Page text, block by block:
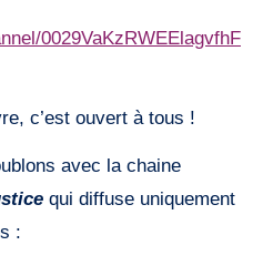
0029VaKzRWEElagvfhF
c’est ouvert à tous !
avec la chaine
qui diffuse uniquement
: